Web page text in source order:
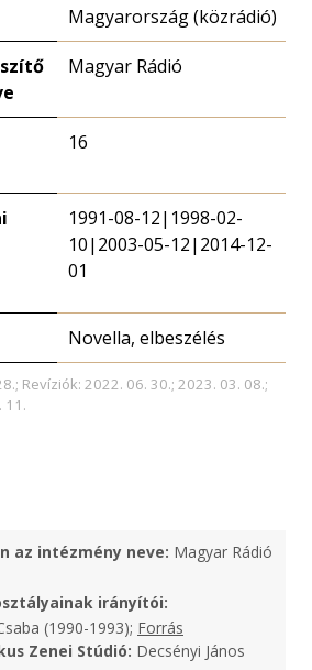
Magyarország (közrádió)
Magyar Rádió
16
1991-08-12|1998-02-
10|2003-05-12|2014-12-
01
Novella, elbeszélés
Revíziók: 2022. 06. 30.; 2023. 03. 08.;
11.
az intézmény neve: Magyar Rádió
irányítói:
(1990-1993); Forrás
Zenei Stúdió: Decsényi János